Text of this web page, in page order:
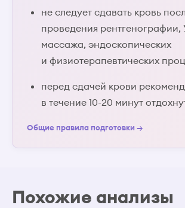
не следует сдавать кровь
проведения рентгенографии,
массажа, эндоскопических
и физиотерапевтических
перед сдачей крови
в течение 10-20 минут
Общие правила подготовки →
Похожие анализы